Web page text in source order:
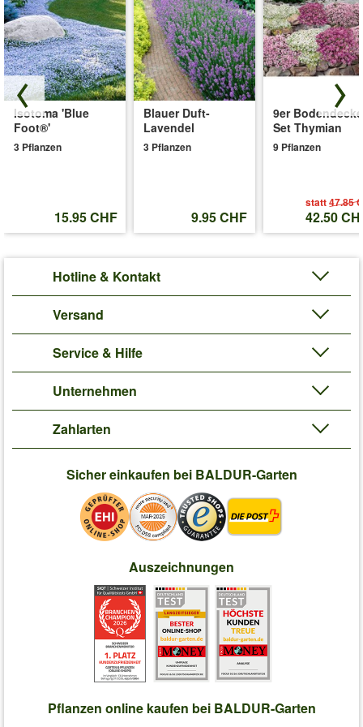
mehrjährigen Polsterstauden werden 15 cm hoch & lieben einen
sonnigen bis halbschattigen Standort. Der Abstand zwischen
den Mittagsblumen & zu anderen Pflanzen in Ihrem Garten
sollte 10-15 cm betragen. (Delosperma congestum)
Art.-Nr.:7002133
Liefergrösse: 9x9 cm-Topf
Isotoma 'Blue
Foot®'
3 Pflanzen
15.95 CHF
Blauer Duft-
Lavendel
3 Pflanzen
9.95 CHF
9er
Set Thymian
9 Pflanzen
statt47.85
42.50
Hotline & Kontakt
Versand
Service & Hilfe
Unternehmen
Zahlarten
Sicher einkaufen bei BALDUR-Garten
Auszeichnungen
Pflanzen online kaufen bei BALDUR-Garten